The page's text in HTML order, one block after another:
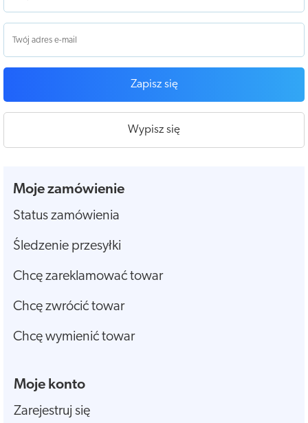
Zapisz się
Wypisz się
Moje zamówienie
Status zamówienia
Śledzenie przesyłki
Chcę zareklamować towar
Chcę zwrócić towar
Chcę wymienić towar
Moje konto
Zarejestruj się